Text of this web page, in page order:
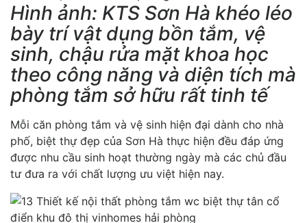
Hình ảnh: KTS Sơn Hà khéo léo
bày trí vật dụng bồn tắm, vệ
sinh, chậu rửa mặt khoa học
theo công năng và diện tích mà
phòng tắm sở hữu rất tinh tế
Mỗi căn phòng tắm và vệ sinh hiện đại dành cho nhà
phố, biệt thự đẹp của Sơn Hà thực hiện đều đáp ứng
được nhu cầu sinh hoạt thường ngày mà các chủ đầu
tư đưa ra với chất lượng ưu việt hiện nay.